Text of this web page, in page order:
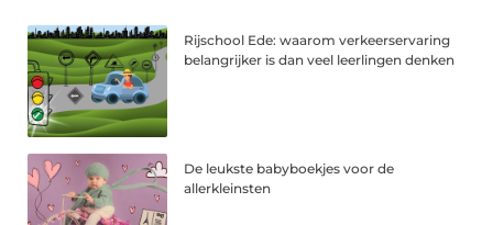
Rijschool Ede: waarom verkeerservaring
belangrijker is dan veel leerlingen denken
De leukste babyboekjes voor de
allerkleinsten